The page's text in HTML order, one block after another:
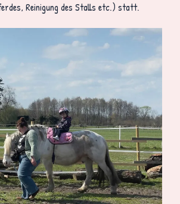
Reinigung des Stalls etc.) statt.